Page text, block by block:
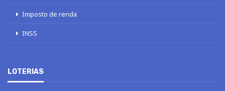
Imposto de renda
INSS
LOTERIAS